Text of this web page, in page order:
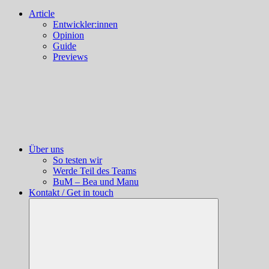
Article
Entwickler:innen
Opinion
Guide
Previews
Über uns
So testen wir
Werde Teil des Teams
BuM – Bea und Manu
Kontakt / Get in touch